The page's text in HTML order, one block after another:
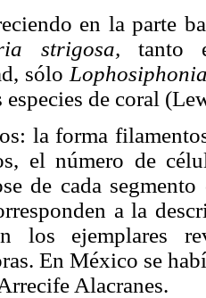
en la parte
strigosa,tanto
sólo
especies de coral
la forma
el número de
de cada
a la
los ejemplares
En México se
Alacranes.